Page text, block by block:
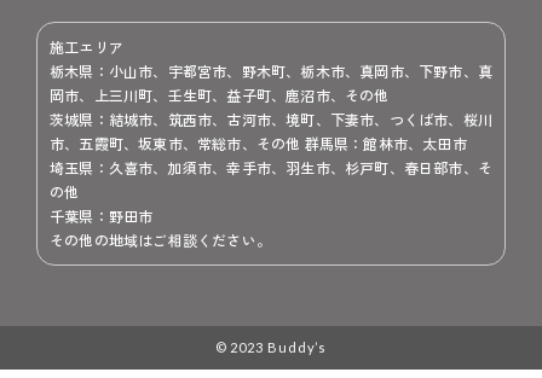
施工エリア
栃木県：小山市、宇都宮市、野木町、栃木市、真岡市、下野市、真
岡市、上三川町、壬生町、益子町、鹿沼市、その他
茨城県：結城市、筑西市、古河市、境町、下妻市、つくば市、桜川
市、五霞町、坂東市、常総市、その他 群馬県：館林市、太田市
埼玉県：久喜市、加須市、幸手市、羽生市、杉戸町、春日部市、そ
の他
千葉県：野田市
その他の地域はご相談ください。
© 2023 Buddy’s